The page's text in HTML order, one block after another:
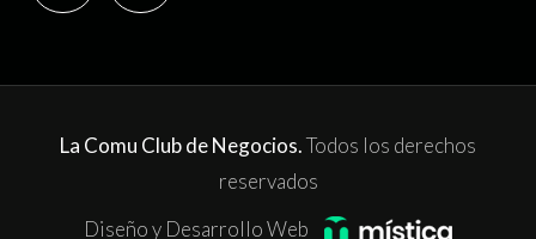
La Comu Club de Negocios.Todos los derechos
reservados
Diseño y Desarrollo Web